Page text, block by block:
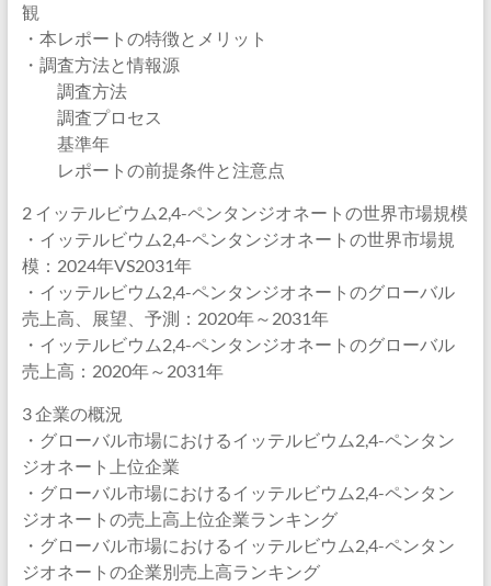
観
・本レポートの特徴とメリット
・調査方法と情報源
調査方法
調査プロセス
基準年
レポートの前提条件と注意点
2 イッテルビウム2,4-ペンタンジオネートの世界市場規模
・イッテルビウム2,4-ペンタンジオネートの世界市場規
模：2024年VS2031年
・イッテルビウム2,4-ペンタンジオネートのグローバル
売上高、展望、予測：2020年～2031年
・イッテルビウム2,4-ペンタンジオネートのグローバル
売上高：2020年～2031年
3 企業の概況
・グローバル市場におけるイッテルビウム2,4-ペンタン
ジオネート上位企業
・グローバル市場におけるイッテルビウム2,4-ペンタン
ジオネートの売上高上位企業ランキング
・グローバル市場におけるイッテルビウム2,4-ペンタン
ジオネートの企業別売上高ランキング